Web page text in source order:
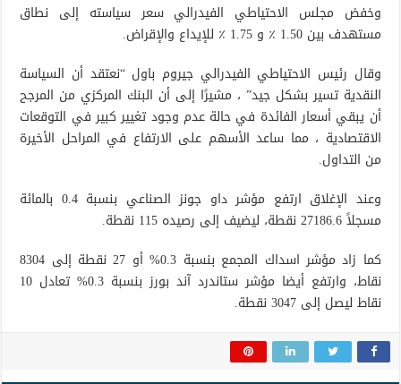
وخفض مجلس الاحتياطي الفيدرالي سعر سياسته إلى نطاق
مستهدف بين 1.50 ٪ و 1.75 ٪ للإيداع والإقراض.
وقال رئيس الاحتياطي الفيدرالي جيروم باول “نعتقد أن السياسة
النقدية تسير بشكل جيد” ، مشيرًا إلى أن البنك المركزي من المرجح
أن يبقي أسعار الفائدة في حالة عدم وجود تغيير كبير في التوقعات
الاقتصادية ، مما ساعد الأسهم على الارتفاع في المراحل الأخيرة
من التداول.
وعند الإغلاق ارتفع مؤشر داو جونز الصناعي بنسبة 0.4 بالمائة
مسجلاً 27186.6 نقطة، ليضيف إلى رصيده 115 نقطة.
كما زاد مؤشر اسداك المجمع بنسبة 0.3% أو 27 نقطة إلى 8304
نقاط، وارتفع أيضا مؤشر ستاندرد آند بورز بنسبة 0.3% تعادل 10
نقاط ليصل إلى 3047 نقطة.